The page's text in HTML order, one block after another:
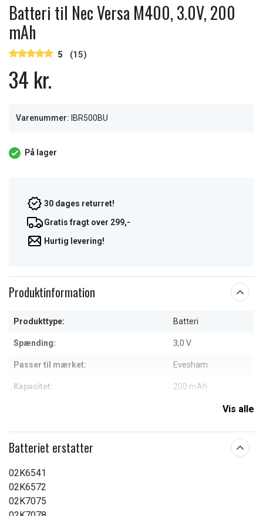
Batteri til Nec Versa M400, 3.0V, 200
mAh
5 (15)
34 kr.
Varenummer: IBR500BU
På lager
30 dages returret!
Gratis fragt over 299,-
Hurtig levering!
Produktinformation
Produkttype: Batteri
Spænding: 3,0 V
Passer til mærket: Evesham
Kapacitet: 200 mAh
Vis alle
Batteriet erstatter
02K6541
02K6572
02K7075